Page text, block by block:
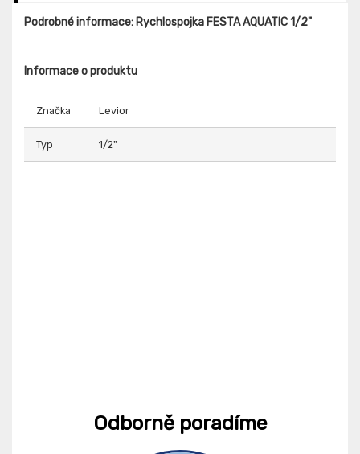
Podrobné informace: Rychlospojka FESTA AQUATIC 1/2"
Informace o produktu
Značka Levior
Typ 1/2"
Odborně poradíme